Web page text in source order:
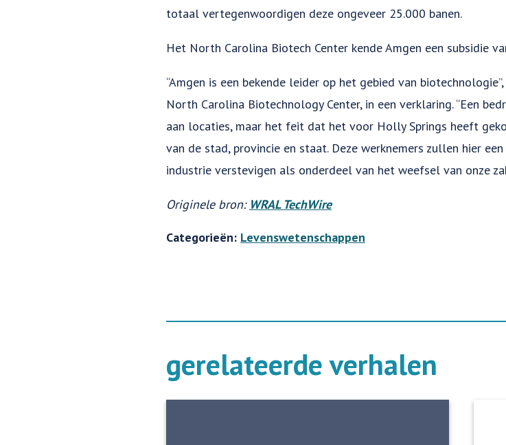
totaal vertegenwoordigen deze ongeveer 25.000 banen.
Het North Carolina Biotech Center kende Amgen een subsidie
“Amgen is een bekende leider op het gebied van
North Carolina Biotechnology Center, in een verklaring. “Een
aan locaties, maar het feit dat het voor Holly Springs heeft
van de stad, provincie en staat. Deze werknemers zullen hier
industrie verstevigen als onderdeel van het weefsel van onze
Originele bron: WRAL TechWire
Categorieën: Levenswetenschappen
gerelateerde verhalen